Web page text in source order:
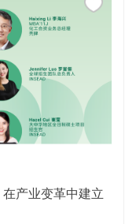
在产业变革中建立